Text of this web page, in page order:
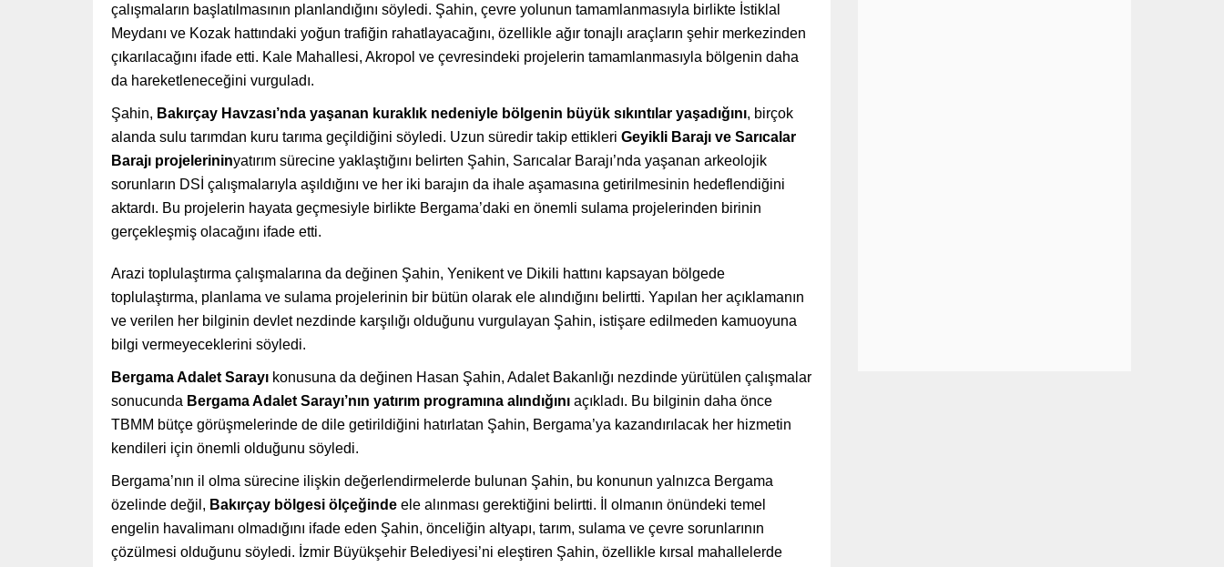
çalışmaların başlatılmasının planlandığını söyledi. Şahin, çevre yolunun tamamlanmasıyla birlikte İstiklal
Meydanı ve Kozak hattındaki yoğun trafiğin rahatlayacağını, özellikle ağır tonajlı araçların şehir merkezinden
çıkarılacağını ifade etti. Kale Mahallesi, Akropol ve çevresindeki projelerin tamamlanmasıyla bölgenin daha
da hareketleneceğini vurguladı.
Şahin, Bakırçay Havzası’nda yaşanan kuraklık nedeniyle bölgenin büyük sıkıntılar yaşadığını, birçok
alanda sulu tarımdan kuru tarıma geçildiğini söyledi. Uzun süredir takip ettikleri Geyikli Barajı ve Sarıcalar
Barajı projelerininyatırım sürecine yaklaştığını belirten Şahin, Sarıcalar Barajı’nda yaşanan arkeolojik
sorunların DSİ çalışmalarıyla aşıldığını ve her iki barajın da ihale aşamasına getirilmesinin hedeflendiğini
aktardı. Bu projelerin hayata geçmesiyle birlikte Bergama’daki en önemli sulama projelerinden birinin
gerçekleşmiş olacağını ifade etti.
Arazi toplulaştırma çalışmalarına da değinen Şahin, Yenikent ve Dikili hattını kapsayan bölgede
toplulaştırma, planlama ve sulama projelerinin bir bütün olarak ele alındığını belirtti. Yapılan her açıklamanın
ve verilen her bilginin devlet nezdinde karşılığı olduğunu vurgulayan Şahin, istişare edilmeden kamuoyuna
bilgi vermeyeceklerini söyledi.
Bergama Adalet Sarayı konusuna da değinen Hasan Şahin, Adalet Bakanlığı nezdinde yürütülen çalışmalar
sonucunda Bergama Adalet Sarayı’nın yatırım programına alındığını açıkladı. Bu bilginin daha önce
TBMM bütçe görüşmelerinde de dile getirildiğini hatırlatan Şahin, Bergama’ya kazandırılacak her hizmetin
kendileri için önemli olduğunu söyledi.
Bergama’nın il olma sürecine ilişkin değerlendirmelerde bulunan Şahin, bu konunun yalnızca Bergama
özelinde değil, Bakırçay bölgesi ölçeğinde ele alınması gerektiğini belirtti. İl olmanın önündeki temel
engelin havalimanı olmadığını ifade eden Şahin, önceliğin altyapı, tarım, sulama ve çevre sorunlarının
çözülmesi olduğunu söyledi. İzmir Büyükşehir Belediyesi’ni eleştiren Şahin, özellikle kırsal mahallelerde